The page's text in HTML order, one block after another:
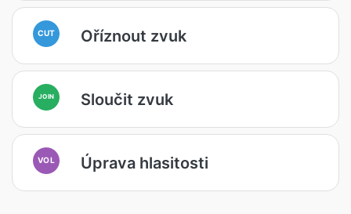
CUT Oříznout zvuk
JOIN Sloučit zvuk
VOL Úprava hlasitosti